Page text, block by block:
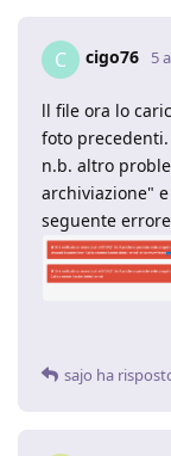
C cigo76 5
ll file ora lo
foto precedenti.
n.b. altro
archiviazione"
seguente
sajo ha